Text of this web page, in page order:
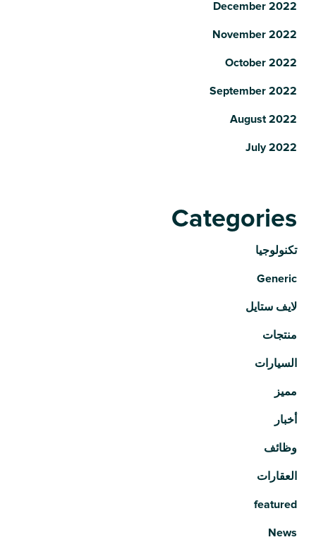
December 2022
November 2022
October 2022
September 2022
August 2022
July 2022
Categories
تكنولوجيا
Generic
لايف ستايل
منتجات
السيارات
مميز
أخبار
وظائف
العقارات
featured
News